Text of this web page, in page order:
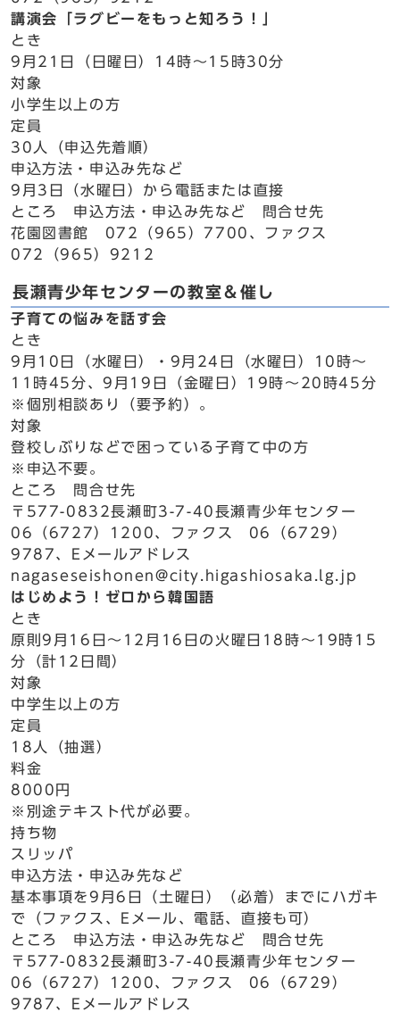
講演会「ラグビーをもっと知ろう！」
とき
9月21日（日曜日）14時～15時30分
対象
小学生以上の方
定員
30人（申込先着順）
申込方法・申込み先など
9月3日（水曜日）から電話または直接
ところ 申込方法・申込み先など 問合せ先
花園図書館 072（965）7700、ファクス
072（965）9212
長瀬青少年センターの教室＆催し
子育ての悩みを話す会
とき
9月10日（水曜日）・9月24日（水曜日）10時～
11時45分、9月19日（金曜日）19時～20時45分
※個別相談あり（要予約）。
対象
登校しぶりなどで困っている子育て中の方
※申込不要。
ところ 問合せ先
〒577-0832長瀬町3-7-40長瀬青少年センター
06（6727）1200、ファクス 06（6729）
9787、Eメールアドレス
nagaseseishonen@city.higashiosaka.lg.jp
はじめよう！ゼロから韓国語
とき
原則9月16日～12月16日の火曜日18時～19時15
分（計12日間）
対象
中学生以上の方
定員
18人（抽選）
料金
8000円
※別途テキスト代が必要。
持ち物
スリッパ
申込方法・申込み先など
基本事項を9月6日（土曜日）（必着）までにハガキ
で（ファクス、Eメール、電話、直接も可）
ところ 申込方法・申込み先など 問合せ先
〒577-0832長瀬町3-7-40長瀬青少年センター
06（6727）1200、ファクス 06（6729）
9787、Eメールアドレス